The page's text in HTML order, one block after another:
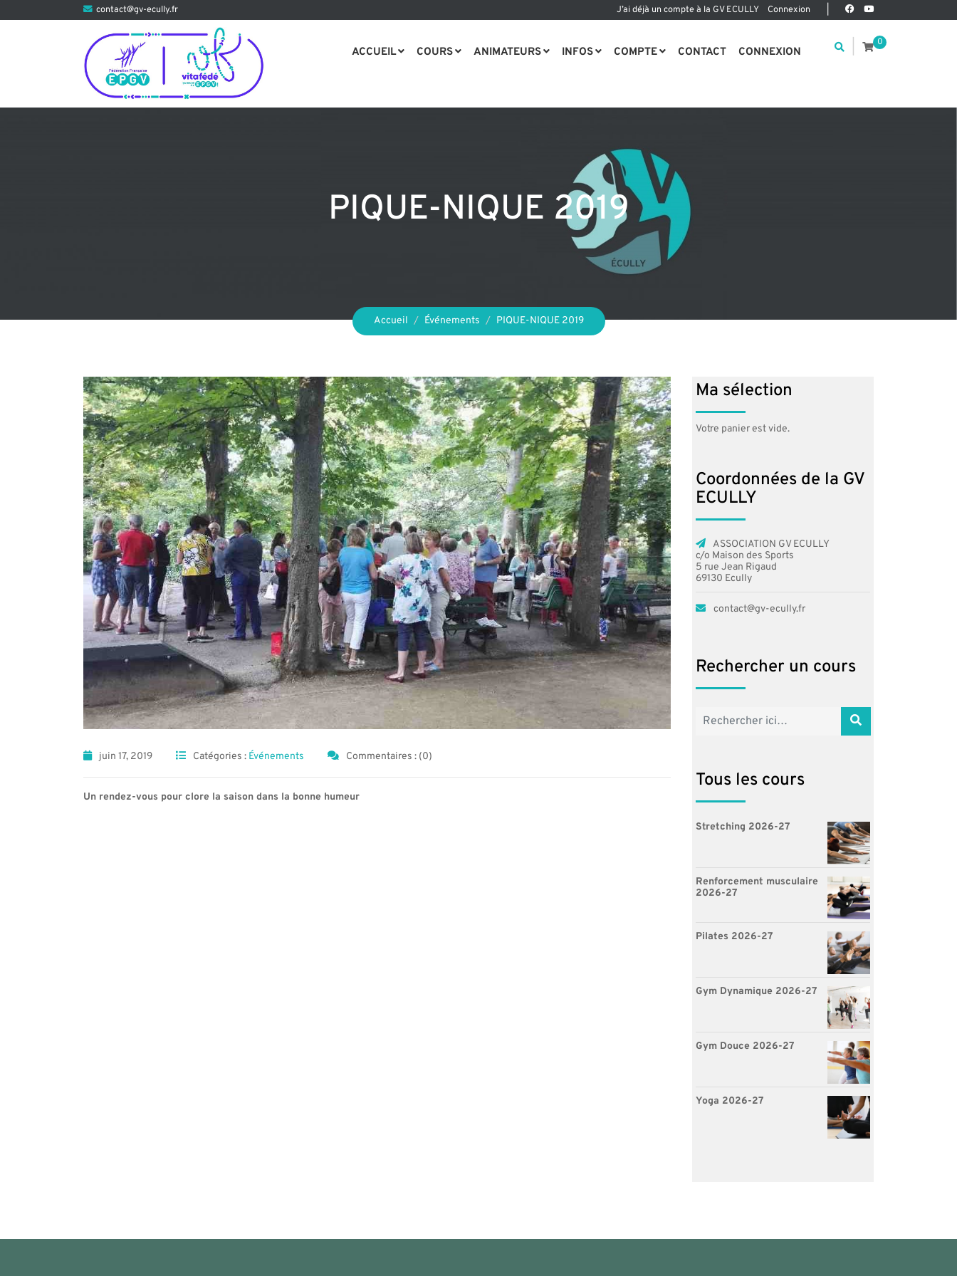
contact@gv-ecully.fr J’ai déjà un compte à la GV ECULLY Connexion
ACCUEIL COURS ANIMATEURS INFOS COMPTE CONTACT CONNEXION
0
PIQUE-NIQUE 2019
Accueil Événements PIQUE-NIQUE 2019
juin 17, 2019 Catégories : Événements Commentaires : (0)
Un rendez-vous pour clore la saison dans la bonne humeur
Ma sélection
Votre panier est vide.
Coordonnées de la GV
ECULLY
ASSOCIATION GV ECULLY
c/o Maison des Sports
5 rue Jean Rigaud
69130 Ecully
contact@gv-ecully.fr
Rechercher un cours
Tous les cours
Stretching 2026-27
Renforcement musculaire
2026-27
Pilates 2026-27
Gym Dynamique 2026-27
Gym Douce 2026-27
Yoga 2026-27